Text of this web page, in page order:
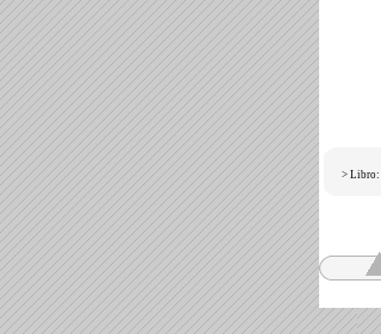
> Libro: